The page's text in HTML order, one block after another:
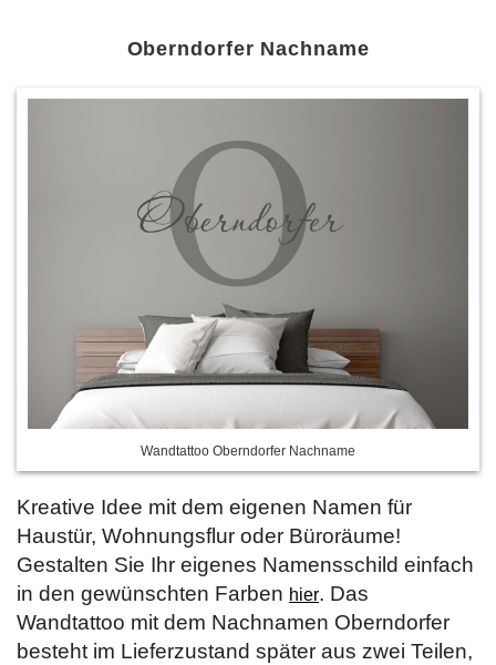
Oberndorfer Nachname
Wandtattoo Oberndorfer Nachname
Kreative Idee mit dem eigenen Namen für
Haustür, Wohnungsflur oder Büroräume!
Gestalten Sie Ihr eigenes Namensschild einfach
in den gewünschten Farben hier. Das
Wandtattoo mit dem Nachnamen Oberndorfer
besteht im Lieferzustand später aus zwei Teilen,